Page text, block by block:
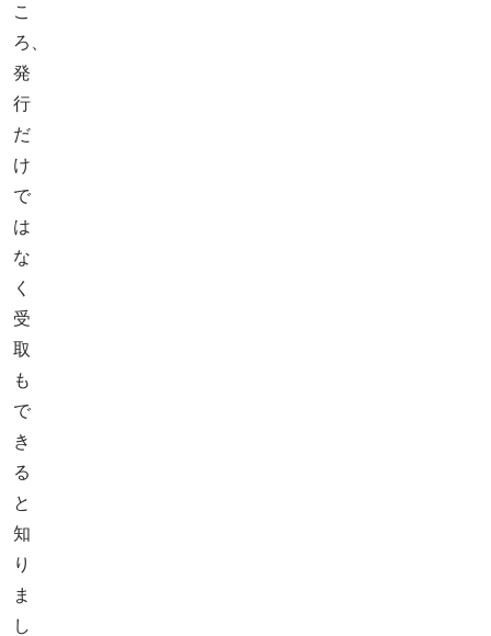
こ
ろ、
発
行
だ
け
で
は
な
く
受
取
も
で
き
る
と
知
り
ま
し